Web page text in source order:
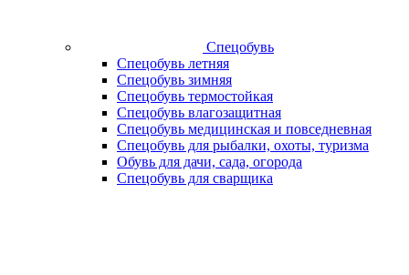
Спецобувь
Спецобувь летняя
Спецобувь зимняя
Спецобувь термостойкая
Спецобувь влагозащитная
Спецобувь медицинская и повседневная
Спецобувь для рыбалки, охоты, туризма
Обувь для дачи, сада, огорода
Спецобувь для сварщика